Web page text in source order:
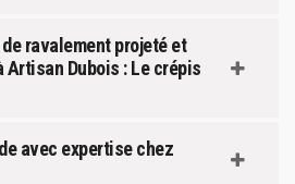
ravalement projeté et
Dubois : Le crépis
avec expertise chez